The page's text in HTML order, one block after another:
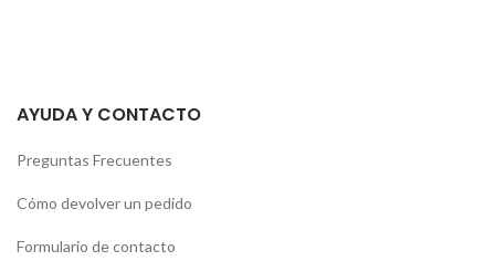
AYUDA Y CONTACTO
Preguntas Frecuentes
Cómo devolver un pedido
Formulario de contacto